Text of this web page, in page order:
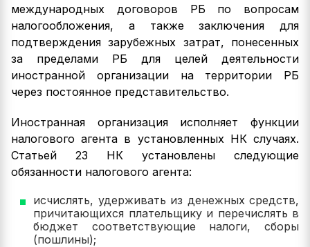
международных договоров РБ по вопросам
налогообложения, а также заключения для
подтверждения зарубежных затрат, понесенных
за пределами РБ для целей деятельности
иностранной организации на территории РБ
через постоянное представительство.
Иностранная организация исполняет функции
налогового агента в установленных НК случаях.
Статьей 23 НК установлены следующие
обязанности налогового агента:
исчислять, удерживать из денежных средств,
причитающихся плательщику и перечислять в
бюджет соответствующие налоги, сборы
(пошлины);